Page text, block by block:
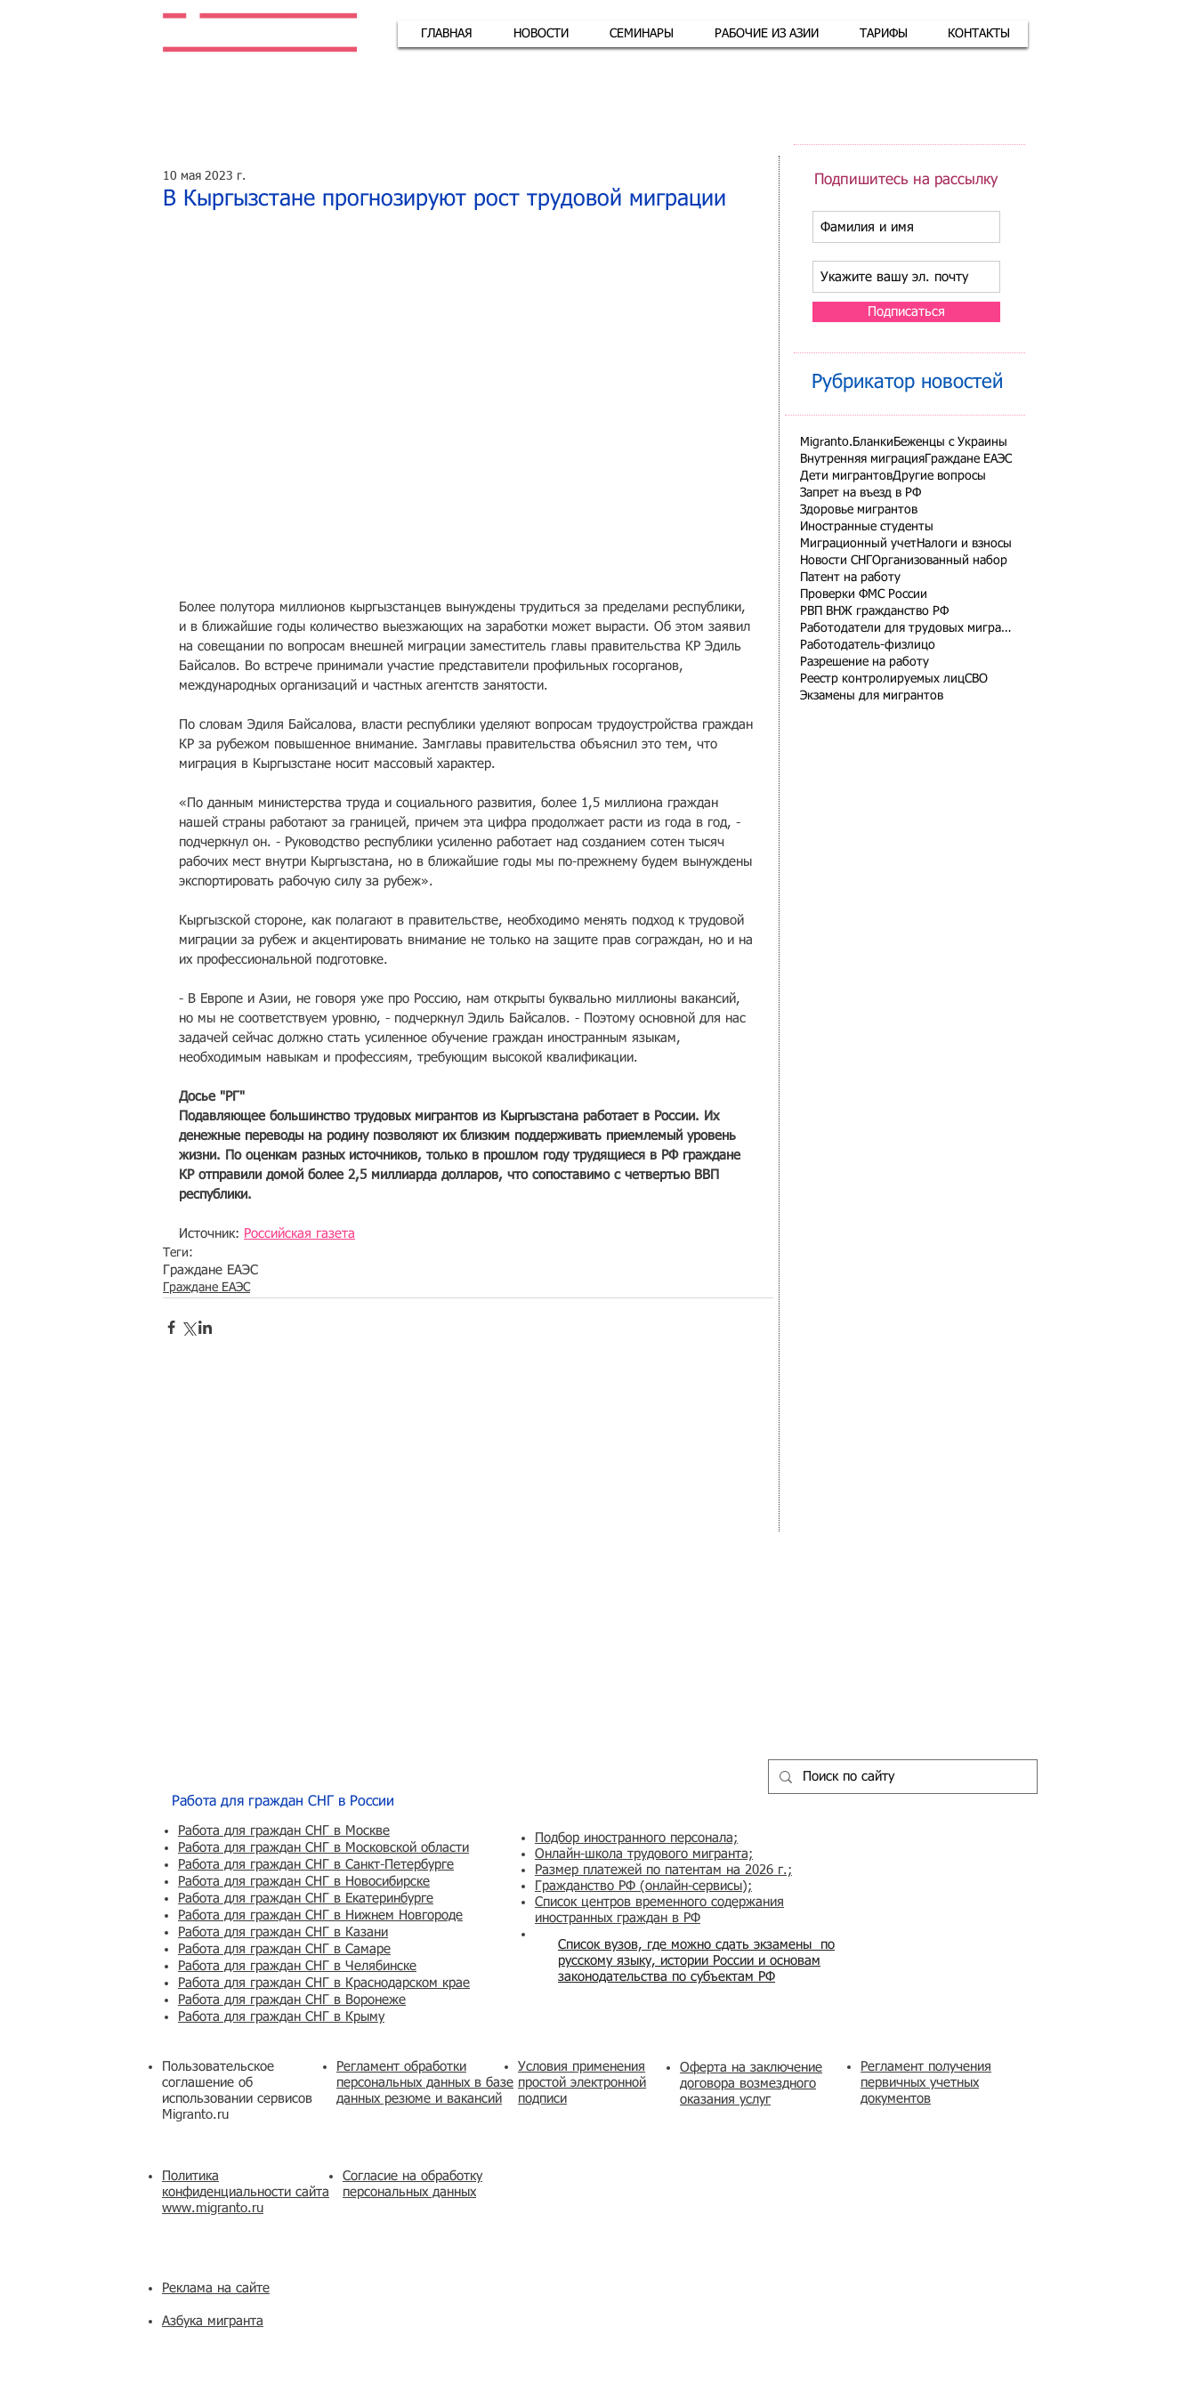
ГЛАВНАЯ НОВОСТИ СЕМИНАРЫ РАБОЧИЕ ИЗ АЗИИ ТАРИФЫ КОНТАКТЫ
В Кыргызстане прогнозируют рост трудовой миграции
10 мая 2023 г.
Более полутора миллионов кыргызстанцев вынуждены трудиться за пределами республики,
и в ближайшие годы количество выезжающих на заработки может вырасти. Об этом заявил
на совещании по вопросам внешней миграции заместитель главы правительства КР Эдиль
Байсалов. Во встрече принимали участие представители профильных госорганов,
международных организаций и частных агентств занятости.
По словам Эдиля Байсалова, власти республики уделяют вопросам трудоустройства граждан
КР за рубежом повышенное внимание. Замглавы правительства объяснил это тем, что
миграция в Кыргызстане носит массовый характер.
«По данным министерства труда и социального развития, более 1,5 миллиона граждан
нашей страны работают за границей, причем эта цифра продолжает расти из года в год, -
подчеркнул он. - Руководство республики усиленно работает над созданием сотен тысяч
рабочих мест внутри Кыргызстана, но в ближайшие годы мы по-прежнему будем вынуждены
экспортировать рабочую силу за рубеж».
Кыргызской стороне, как полагают в правительстве, необходимо менять подход к трудовой
миграции за рубеж и акцентировать внимание не только на защите прав сограждан, но и на
их профессиональной подготовке.
- В Европе и Азии, не говоря уже про Россию, нам открыты буквально миллионы вакансий,
но мы не соответствуем уровню, - подчеркнул Эдиль Байсалов. - Поэтому основной для нас
задачей сейчас должно стать усиленное обучение граждан иностранным языкам,
необходимым навыкам и профессиям, требующим высокой квалификации.
Досье "РГ"
Подавляющее большинство трудовых мигрантов из Кыргызстана работает в России. Их
денежные переводы на родину позволяют их близким поддерживать приемлемый уровень
жизни. По оценкам разных источников, только в прошлом году трудящиеся в РФ граждане
КР отправили домой более 2,5 миллиарда долларов, что сопоставимо с четвертью ВВП
республики.
Источник: Российская газета
Теги:
Граждане ЕАЭС
Граждане ЕАЭС
Подпишитесь на рассылку
Подписаться
Рубрикатор новостей
Migranto.Бланки Беженцы с Украины
Внутренняя миграция Граждане ЕАЭС
Дети мигрантовДругие вопросы
Запрет на въезд в РФ
Здоровье мигрантов
Иностранные студенты
Миграционный учетНалоги и взносы
Новости СНГ Организованный набор
Патент на работу
Проверки ФМС России
РВП ВНЖ гражданство РФ
Работодатели для трудовых мигрантов
Работодатель-физлицо
Разрешение на работу
Реестр контролируемых лицСВО
Экзамены для мигрантов
Работа для граждан СНГ в России
Работа для граждан СНГ в Москве
Работа для граждан СНГ в Московской области
Работа для граждан СНГ в Санкт-Петербурге
Работа для граждан СНГ в Новосибирске
Работа для граждан СНГ в Екатеринбурге
Работа для граждан СНГ в Нижнем Новгороде
Работа для граждан СНГ в Казани
Работа для граждан СНГ в Самаре
Работа для граждан СНГ в Челябинске
Работа для граждан СНГ в Краснодарском крае
Работа для граждан СНГ в Воронеже
Работа для граждан СНГ в Крыму
Пользовательское
соглашение об
использовании сервисов
Migranto.ru
Регламент обработки
персональных данных в базе
данных резюме и вакансий
Политика
конфиденциальности сайта
www.migranto.ru
Согласие на обработку
персональных данных
Реклама на сайте
Азбука мигранта
Список вузов, где можно сдать экзамены по
русскому языку, истории России и основам
законодательства по субъектам РФ
Подбор иностранного персонала;
Онлайн-школа трудового мигранта;
Размер платежей по патентам на 2026 г.;
Гражданство РФ (онлайн-сервисы);
Список центров временного содержания
иностранных граждан в РФ
Условия применения
простой электронной
подписи
​Оферта на заключение
договора возмездного
оказания услуг
Регламент получения
первичных учетных
документов